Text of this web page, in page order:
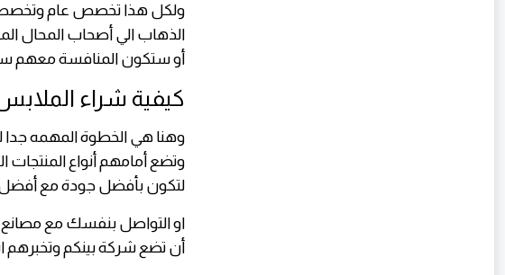
ولكل هذا تخصص عام وتخصص
الذهاب الي أصحاب المحال
أو ستكون المنافسة معهم
كيفية شراء
وهنا هي الخطوة المهمه جدا
وتضع أمامهم أنواع المنتجات
لتكون بأفضل جودة مع
او التواصل بنفسك مع مصانع
أن تضع شركة بينكم وتخبرهم